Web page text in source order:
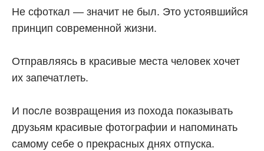
Не сфоткал — значит не был. Это устоявшийся
принцип современной жизни.
Отправляясь в красивые места человек хочет
их запечатлеть.
И после возвращения из похода показывать
друзьям красивые фотографии и напоминать
самому себе о прекрасных днях отпуска.